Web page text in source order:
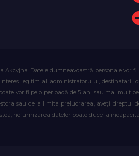
Akcyjna. Datele dumneavoastră personale
legitim al administratorului,
vor fi pe o perioadă de 5 ani sau mai
sau de a limita prelucrarea, aveți
nefurnizarea datelor poate duce la